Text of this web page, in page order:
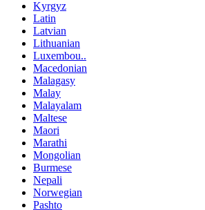
Kyrgyz
Latin
Latvian
Lithuanian
Luxembou..
Macedonian
Malagasy
Malay
Malayalam
Maltese
Maori
Marathi
Mongolian
Burmese
Nepali
Norwegian
Pashto